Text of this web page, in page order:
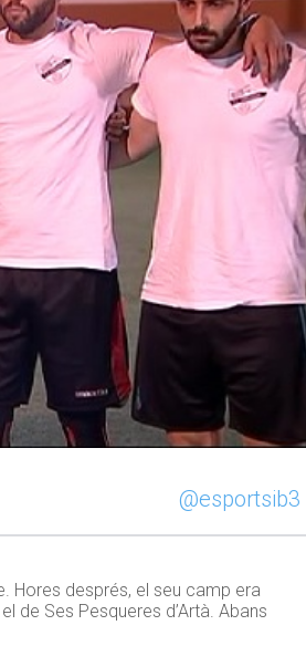
@esportsib3
Hores després, el seu camp era
de Ses Pesqueres d’Artà. Abans